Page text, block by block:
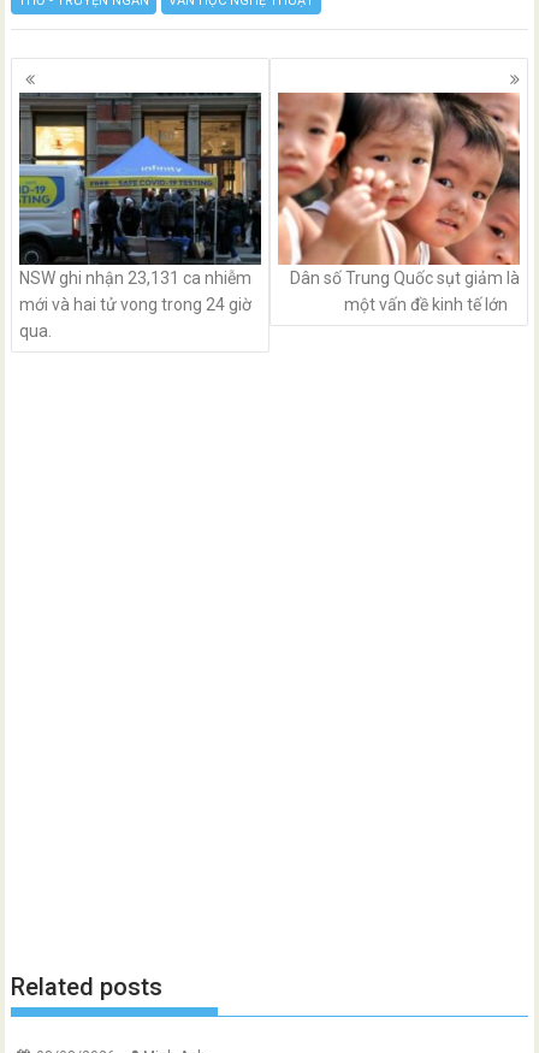
Posts
navigation
NSW ghi nhận 23,131 ca nhiễm
mới và hai tử vong trong 24 giờ
qua.
Dân số Trung Quốc sụt giảm là
một vấn đề kinh tế lớn
Related posts